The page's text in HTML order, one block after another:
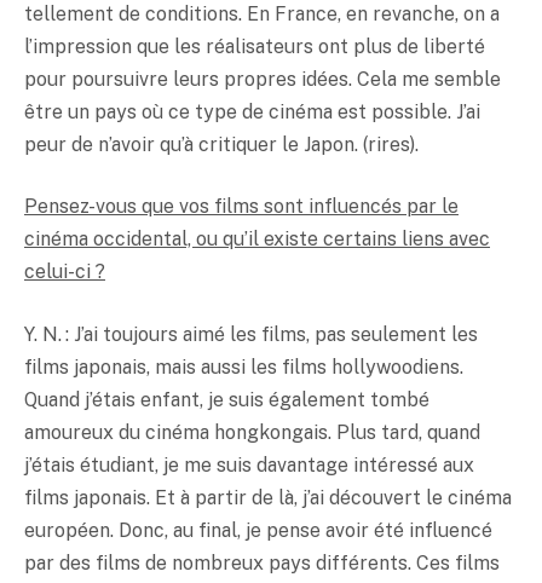
tellement de conditions. En France, en revanche, on a
l’impression que les réalisateurs ont plus de liberté
pour poursuivre leurs propres idées. Cela me semble
être un pays où ce type de cinéma est possible. J’ai
peur de n’avoir qu’à critiquer le Japon. (rires).
Pensez-vous que vos films sont influencés par le
cinéma occidental, ou qu’il existe certains liens avec
celui-ci ?
Y. N. : J’ai toujours aimé les films, pas seulement les
films japonais, mais aussi les films hollywoodiens.
Quand j’étais enfant, je suis également tombé
amoureux du cinéma hongkongais. Plus tard, quand
j’étais étudiant, je me suis davantage intéressé aux
films japonais. Et à partir de là, j’ai découvert le cinéma
européen. Donc, au final, je pense avoir été influencé
par des films de nombreux pays différents. Ces films